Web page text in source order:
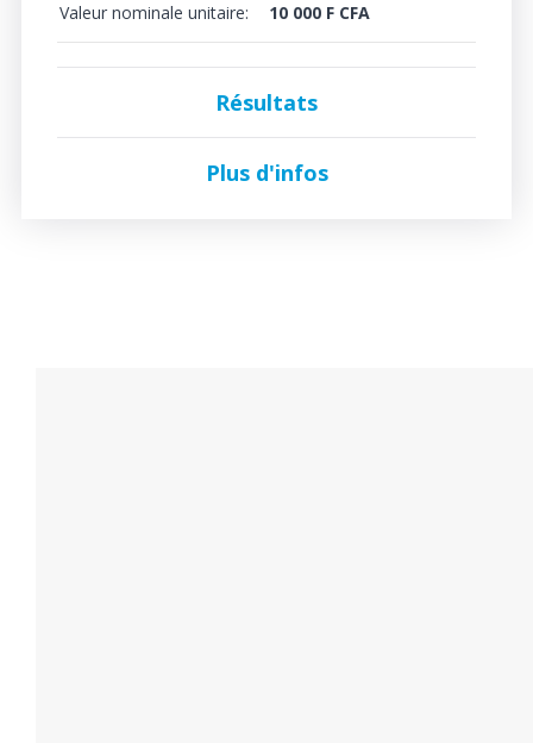
Valeur nominale unitaire: 10 000 F CFA
Résultats
Plus d'infos